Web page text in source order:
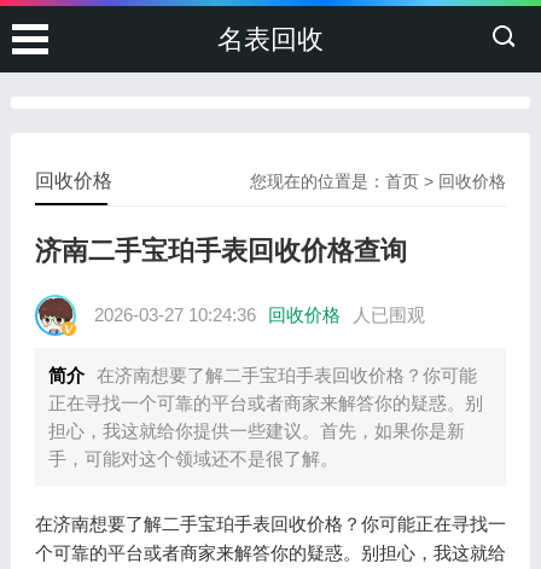
名表回收
您现在的位置是：首页 > 回收价格
回收价格
济南二手宝珀手表回收价格查询
2026-03-27 10:24:36 回收价格 人已围观
简介 在济南想要了解二手宝珀手表回收价格？你可能
正在寻找一个可靠的平台或者商家来解答你的疑惑。别
担心，我这就给你提供一些建议。首先，如果你是新
手，可能对这个领域还不是很了解。
在济南想要了解二手宝珀手表回收价格？你可能正在寻找一
个可靠的平台或者商家来解答你的疑惑。别担心，我这就给